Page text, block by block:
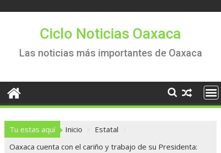
Ciclo Noticias Oaxaca
Las noticias más importantes de Oaxaca
Tu estas aquí Inicio
Estatal
Oaxaca cuenta con el cariño y trabajo de su Presidenta: